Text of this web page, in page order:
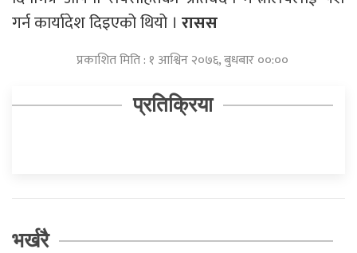
गर्न कार्यादेश दिइएको थियो । रासस
प्रकाशित मिति : १ आश्विन २०७६, बुधबार ००:००
प्रतिक्रिया
भर्खरै